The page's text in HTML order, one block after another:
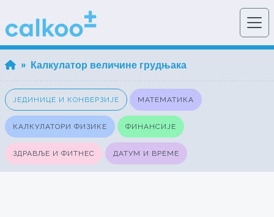
» Калкулатор величине грудњака
ЈЕДИНИЦЕ И КОНВЕРЗИЈЕ МАТЕМАТИКА
КАЛКУЛАТОРИ ФИЗИКЕ ФИНАНСИЈЕ
ЗДРАВЉЕ И ФИТНЕС ДАТУМ И ВРЕМЕ